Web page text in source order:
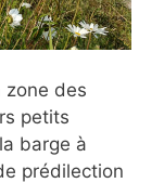
zone des
petits
barge à
prédilection